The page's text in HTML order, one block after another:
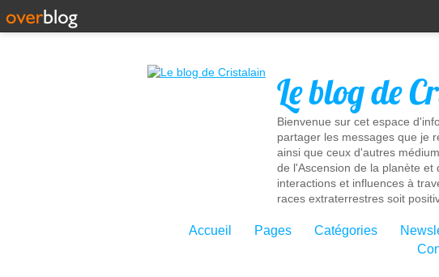
Le blog de
Bienvenue sur cet espace
partager les messages que je
ainsi que ceux d'autres
de l'Ascension de la planète
interactions et influences à
races extraterrestres soit
Accueil Pages Catégories